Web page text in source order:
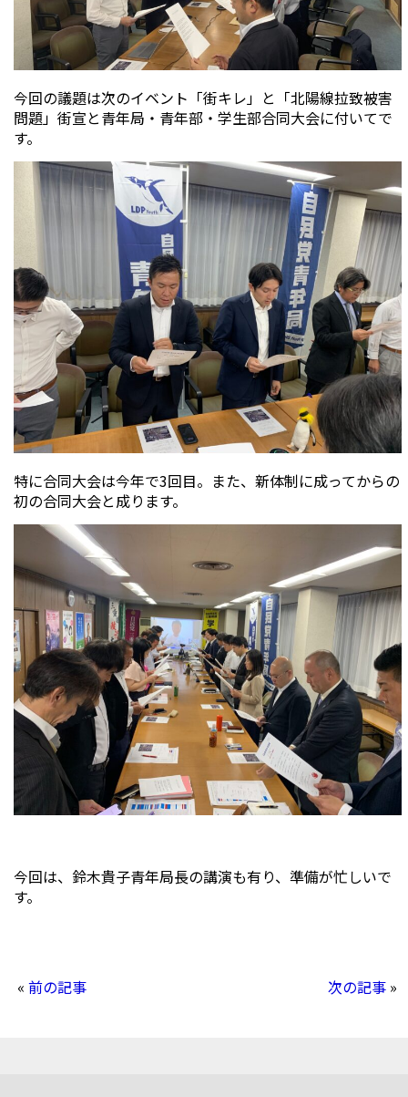
今回の議題は次のイベント「街キレ」と「北陽線拉致被害
問題」街宣と青年局・青年部・学生部合同大会に付いてで
す。
特に合同大会は今年で3回目。また、新体制に成ってからの
初の合同大会と成ります。
今回は、鈴木貴子青年局長の講演も有り、準備が忙しいで
す。
«前の記事 次の記事 »